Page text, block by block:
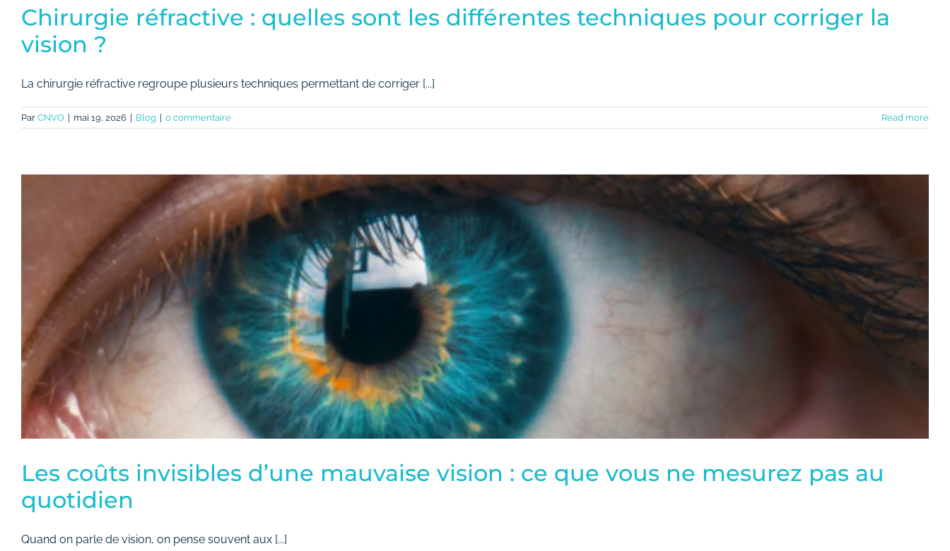
Chirurgie réfractive : quelles sont les différentes techniques pour corriger la
vision ?
La chirurgie réfractive regroupe plusieurs techniques permettant de corriger [...]
Par CNVO mai 19, 2026 Blog 0 commentaire Read more
Les coûts invisibles d’une mauvaise vision : ce que vous ne mesurez pas au
quotidien
Quand on parle de vision, on pense souvent aux [...]